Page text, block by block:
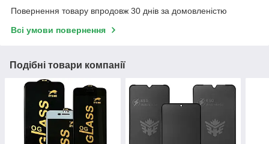
Повернення товару впродовж 30 днів за домовленістю
Всі умови повернення
Подібні товари компанії